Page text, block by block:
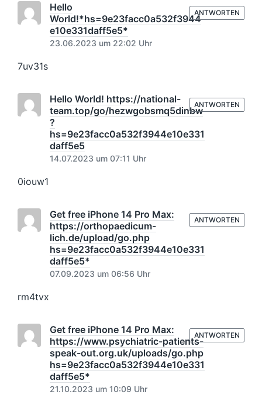
Hello
World!*hs=9e23facc0a532f3944
e10e331daff5e5*
23.06.2023 um 22:02 Uhr
7uv31s
ANTWORTEN
Hello World! https://national-
team.top/go/hezwgobsmq5dinbw
?
hs=9e23facc0a532f3944e10e331
daff5e5
14.07.2023 um 07:11 Uhr
0iouw1
ANTWORTEN
Get free iPhone 14 Pro Max:
https://orthopaedicum-
lich.de/upload/go.php
hs=9e23facc0a532f3944e10e331
daff5e5*
07.09.2023 um 06:56 Uhr
rm4tvx
ANTWORTEN
Get free iPhone 14 Pro Max:
https://www.psychiatric-patients-
speak-out.org.uk/uploads/go.php
hs=9e23facc0a532f3944e10e331
daff5e5*
21.10.2023 um 10:09 Uhr
ANTWORTEN